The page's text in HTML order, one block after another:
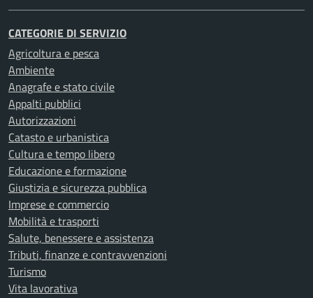
CATEGORIE DI SERVIZIO
Agricoltura e pesca
Ambiente
Anagrafe e stato civile
Appalti pubblici
Autorizzazioni
Catasto e urbanistica
Cultura e tempo libero
Educazione e formazione
Giustizia e sicurezza pubblica
Imprese e commercio
Mobilità e trasporti
Salute, benessere e assistenza
Tributi, finanze e contravvenzioni
Turismo
Vita lavorativa